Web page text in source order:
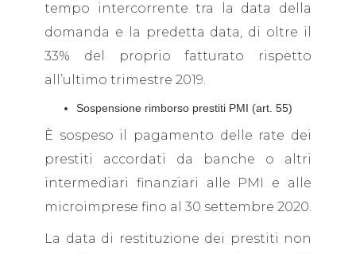
tempo intercorrente tra la data della
domanda e la predetta data, di oltre il
33% del proprio fatturato rispetto
all’ultimo trimestre 2019.
Sospensione rimborso prestiti PMI (art. 55)
È sospeso il pagamento delle rate dei
prestiti accordati da banche o altri
intermediari finanziari alle PMI e alle
microimprese fino al 30 settembre 2020.
La data di restituzione dei prestiti non